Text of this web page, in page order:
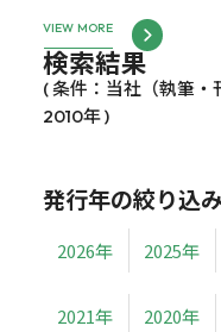
VIEW MORE
検索結果
( 条件：当社（執筆
2010年 )
発行年の絞り込み
2026年 2025年
2021年 2020年